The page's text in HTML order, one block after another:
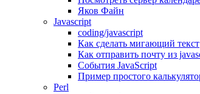
Яков Файн
Javascript
coding/javascript
Как сделать мигающий текст
Как отправить почту из
События JavaScript
Пример простого
Perl